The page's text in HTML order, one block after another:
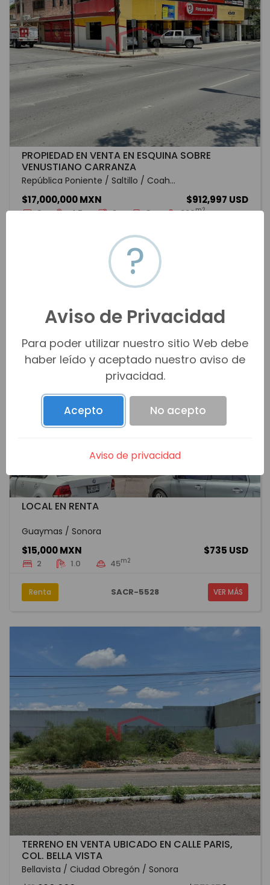
PROPIEDAD EN VENTA EN ESQUINA SOBRE
VENUSTIANO CARRANZA
República Poniente / Saltillo / Coah...
$17,000,000 MXN $912,997 USD
3 4.5 2 8 990m2
SLWV-2094
LOCAL EN RENTA
Guaymas / Sonora
$15,000 MXN $735 USD
2 1.0 45m2
Renta SACR-5528 VER MÁS
TERRENO EN VENTA UBICADO EN CALLE PARIS,
COL. BELLA VISTA
Bellavista / Ciudad Obregón / Sonora
?
Aviso de Privacidad
Para poder utilizar nuestro sitio Web debe
haber leído y aceptado nuestro aviso de
privacidad.
Acepto No acepto
Aviso de privacidad